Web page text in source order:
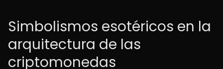
Simbolismos esotéricos en la
arquitectura de las
criptomonedas